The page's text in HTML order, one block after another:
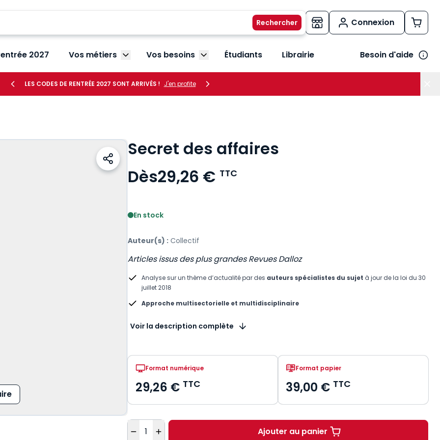
Connexion
2027 Vos métiers Afficher le sous-menu Vos métiers
Vos besoins Afficher le sous-menu Vos besoins
Étudiants Librairie Besoin d'aide
LES CODES DE RENTRÉE 2027 SONT ARRIVÉS ! J'en profite
Secret des affaires
Dès29,26 € TTC
En stock
Auteur(s) : Collectif
Articles issus des plus grandes Revues Dalloz
Analyse sur un thème d’actualité par des auteurs spécialistes du sujet à jour de la loi du 30
juillet 2018
Approche multisectorielle et multidisciplinaire
Voir la description complète
Format numérique
29,26 € TTC
Format papier
39,00 € TTC
Quantité
Ajouter au panier